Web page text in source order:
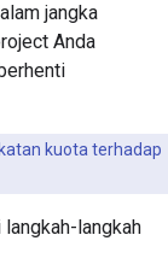
jangka
Anda
kuota terhadap
langkah